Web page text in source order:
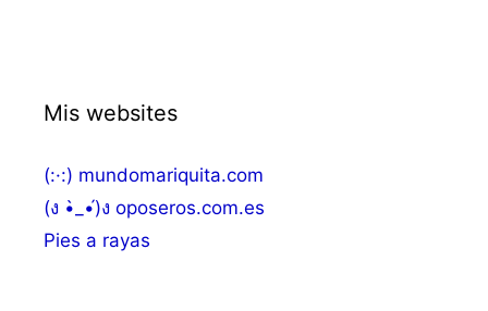
Mis websites
(:·:) mundomariquita.com
(ง •̀_•́)ง oposeros.com.es
Pies a rayas